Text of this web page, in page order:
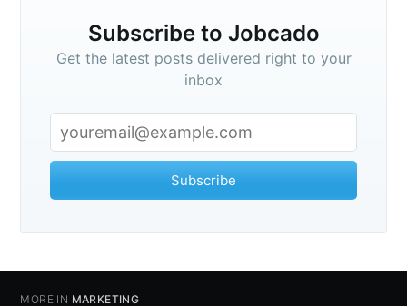
Subscribe to Jobcado
Get the latest posts delivered right to your
inbox
Subscribe
MORE IN MARKETING